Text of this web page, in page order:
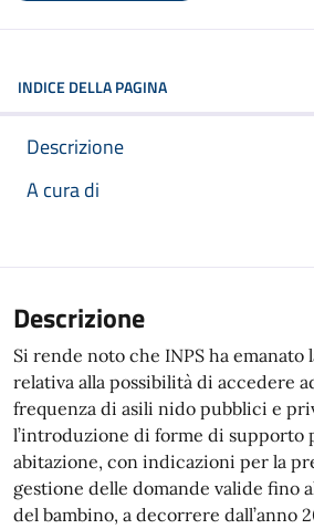
INDICE DELLA PAGINA
Descrizione
A cura di
Descrizione
Si rende noto che INPS ha emanato
relativa alla possibilità di accedere
frequenza di asili nido pubblici e
l’introduzione di forme di supporto
abitazione, con indicazioni per la
gestione delle domande valide fino
del bambino, a decorrere dall’anno